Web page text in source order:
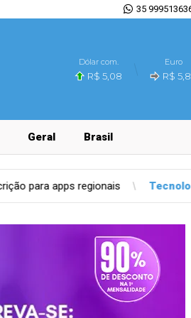
35
Dólar com.
R$ 5,08
Euro
R$
Geral Brasil
Tecnologia OneLink lança